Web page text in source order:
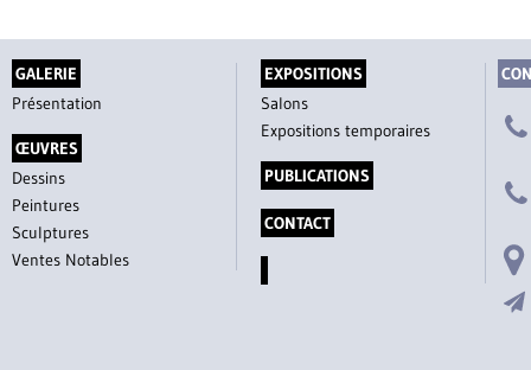
GALERIE
Présentation
ŒUVRES
Dessins
Peintures
Sculptures
Ventes Notables
EXPOSITIONS
Salons
Expositions temporaires
PUBLICATIONS
CONTACT